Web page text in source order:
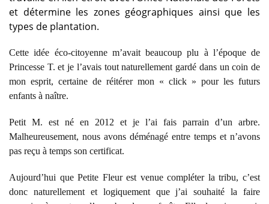
et détermine les zones géographiques ainsi que les
types de plantation.
Cette idée éco-citoyenne m’avait beaucoup plu à l’époque de
Princesse T. et je l’avais tout naturellement gardé dans un coin de
mon esprit, certaine de réitérer mon « click » pour les futurs
enfants à naître.
Petit M. est né en 2012 et je l’ai fais parrain d’un arbre.
Malheureusement, nous avons déménagé entre temps et n’avons
pas reçu à temps son certificat.
Aujourd’hui que Petite Fleur est venue compléter la tribu, c’est
donc naturellement et logiquement que j’ai souhaité la faire